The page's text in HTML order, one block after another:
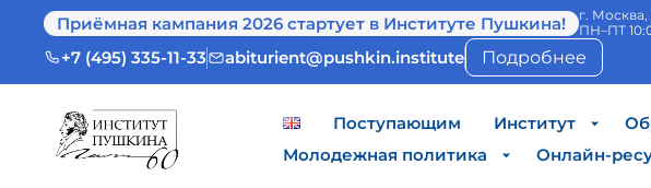
Приёмная кампания 2026 стартует в Институте Пушкина!
г.
ПН–ПТ
+7 (495) 335-11-33 abiturient@pushkin.institute Подробнее
Поступающим Институт
Молодежная политика
Онлайн-